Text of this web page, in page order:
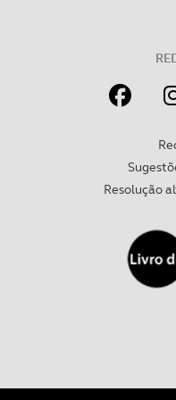
- Convento de Santa
Estêvão, na vila de
localizada junto ao rio, foi
dos dois companheiros de
eremitério franciscano, em
passam cinco
aos mouros, acabando por
XVII a Ermida foi
Resolução